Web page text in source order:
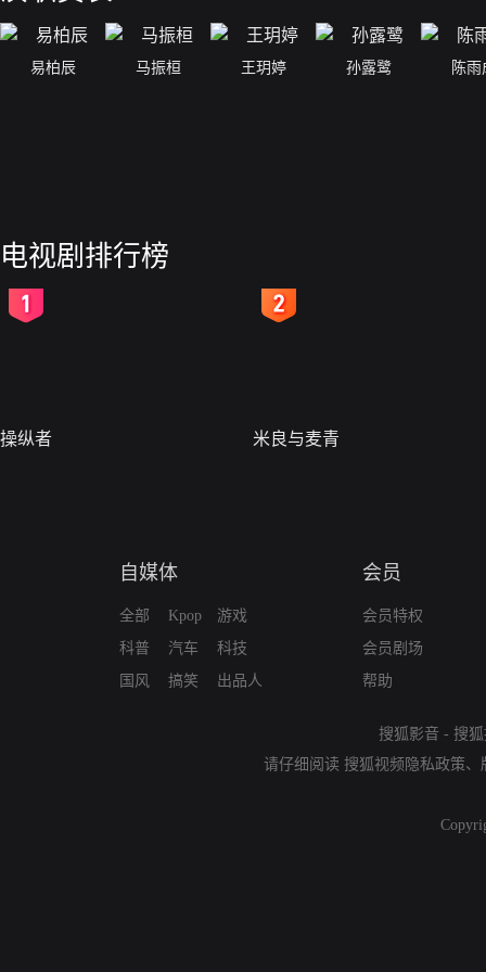
易柏辰 马振桓 王玥婷 孙露鹭 陈雨
电视剧排行榜
操纵者 米良与麦青
自媒体
全部
科普
国风
Kpop
汽车
搞笑
游戏
科技
出品人
会员
会员特权
会员剧场
帮助
搜狐影音 - 搜
请仔细阅读 搜狐视频隐私政策、